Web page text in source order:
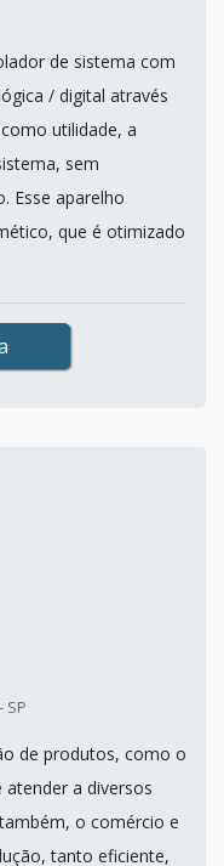
de sistema com
/ digital através
utilidade, a
sem
Esse aparelho
que é otimizado
SP
de produtos, como o
a diversos
o comércio e
tanto eficiente,